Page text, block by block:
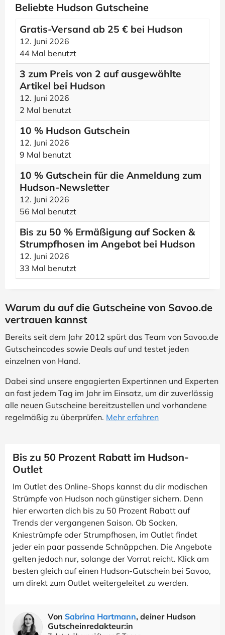
Beliebte Hudson Gutscheine
Gratis-Versand ab 25 € bei Hudson
12. Juni 2026
44 Mal benutzt
3 zum Preis von 2 auf ausgewählte
Artikel bei Hudson
12. Juni 2026
2 Mal benutzt
10 % Hudson Gutschein
12. Juni 2026
9 Mal benutzt
10 % Gutschein für die Anmeldung zum
Hudson-Newsletter
12. Juni 2026
56 Mal benutzt
Bis zu 50 % Ermäßigung auf Socken &
Strumpfhosen im Angebot bei Hudson
12. Juni 2026
33 Mal benutzt
Warum du auf die Gutscheine von Savoo.de
vertrauen kannst
Bereits seit dem Jahr 2012 spürt das Team von Savoo.de
Gutscheincodes sowie Deals auf und testet jeden
einzelnen von Hand.
Dabei sind unsere engagierten Expertinnen und Experten
an fast jedem Tag im Jahr im Einsatz, um dir zuverlässig
alle neuen Gutscheine bereitzustellen und vorhandene
regelmäßig zu überprüfen. Mehr erfahren
Bis zu 50 Prozent Rabatt im Hudson-
Outlet
Im Outlet des Online-Shops kannst du dir modischen
Strümpfe von Hudson noch günstiger sichern. Denn
hier erwarten dich bis zu 50 Prozent Rabatt auf
Trends der vergangenen Saison. Ob Socken,
Kniestrümpfe oder Strumpfhosen, im Outlet findet
jeder ein paar passende Schnäppchen. Die Angebote
gelten jedoch nur, solange der Vorrat reicht. Klick am
besten gleich auf einen Hudson-Gutschein bei Savoo,
um direkt zum Outlet weitergeleitet zu werden.
Von Sabrina Hartmann, deiner Hudson
Gutscheinredakteur:in